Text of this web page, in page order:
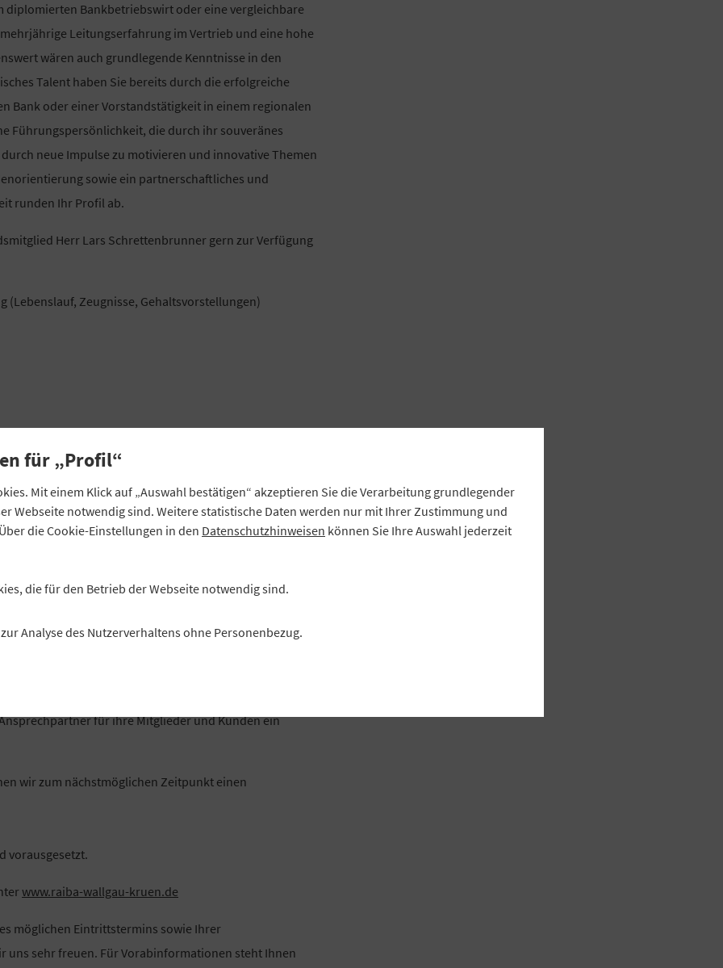
diplomierten Bankbetriebswirt oder eine vergleichbare
Leitungserfahrung im Vertrieb und eine hohe
wären auch grundlegende Kenntnisse in den
Talent haben Sie bereits durch die erfolgreiche
Bank oder einer Vorstandstätigkeit in einem regionalen
Führungspersönlichkeit, die durch ihr souveränes
neue Impulse zu motivieren und innovative Themen
sowie ein partnerschaftliches und
runden Ihr Profil ab.
Herr Lars Schrettenbrunner gern zur Verfügung
(Lebenslauf, Zeugnisse, Gehaltsvorstellungen)
von 46 Mio. EUR und angeschlossenem Lagerhaus
und anerkannte Genossenschaftsbank mit insgesamt 4
die Bank mit 6 Bankmitarbeitern und insgesamt 32
für ihre Mitglieder und Kunden ein
wir zum nächstmöglichen Zeitpunkt einen
vorausgesetzt.
www.raiba-wallgau-kruen.de
möglichen Eintrittstermins sowie Ihrer
uns sehr freuen. Für Vorabinformationen steht Ihnen
für „Profil“
Mit einem Klick auf „Auswahl bestätigen“ akzeptieren Sie die Verarbeitung grundlegender
Webseite notwendig sind. Weitere statistische Daten werden nur mit Ihrer Zustimmung und
die Cookie-Einstellungen in den Datenschutzhinweisen können Sie Ihre Auswahl jederzeit
die für den Betrieb der Webseite notwendig sind.
Analyse des Nutzerverhaltens ohne Personenbezug.